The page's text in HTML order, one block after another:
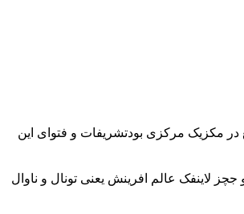
در مکزیک مرکزی بودتشریفات و فتوای این
لاینفک عالم افرینش یعنی تونال و ناوال